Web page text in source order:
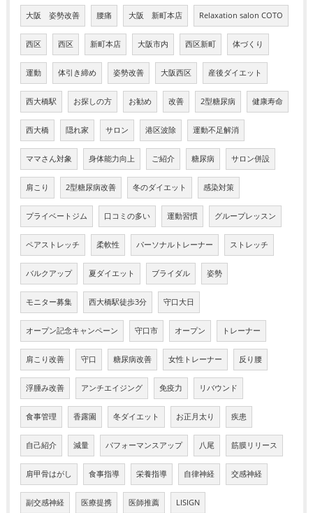
大阪 姿勢改善 腰痛 大阪 新町本店 Relaxation salon COTO
西区 西区 新町本店 大阪市内 西区新町 体づくり
運動 体引き締め 姿勢改善 大阪西区 産後ダイエット
西大橋駅 お探しの方 お勧め 改善 2型糖尿病 健康寿命
西大橋 隠れ家 サロン 港区波除 運動不足解消
ママさん対象 身体能力向上 ご紹介 糖尿病 サロン併設
肩こり 2型糖尿病改善 冬のダイエット 感染対策
プライベートジム 口コミの多い 運動習慣 グループレッスン
ペアストレッチ 柔軟性 パーソナルトレーナー ストレッチ
バルクアップ 夏ダイエット ブライダル 姿勢
モニター募集 西大橋駅徒歩3分 守口大日
オープン記念キャンペーン 守口市 オープン トレーナー
肩こり改善 守口 糖尿病改善 女性トレーナー 反り腰
浮腫み改善 アンチエイジング 免疫力 リバウンド
食事管理 香露園 冬ダイエット お正月太り 疾患
自己紹介 減量 パフォーマンスアップ 八尾 筋膜リリース
肩甲骨はがし 食事指導 栄養指導 自律神経 交感神経
副交感神経 医療提携 医師推薦 LISIGN